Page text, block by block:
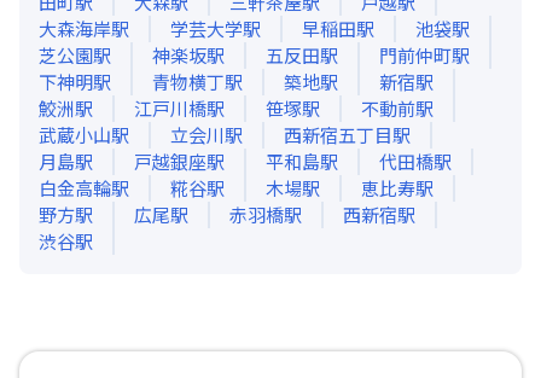
大森海岸駅 学芸大学駅 早稲田駅 池袋駅
芝公園駅 神楽坂駅 五反田駅 門前仲町駅
下神明駅 青物横丁駅 築地駅 新宿駅
鮫洲駅 江戸川橋駅 笹塚駅 不動前駅
武蔵小山駅 立会川駅 西新宿五丁目駅
月島駅 戸越銀座駅 平和島駅 代田橋駅
白金高輪駅 糀谷駅 木場駅 恵比寿駅
野方駅 広尾駅 赤羽橋駅 西新宿駅
渋谷駅